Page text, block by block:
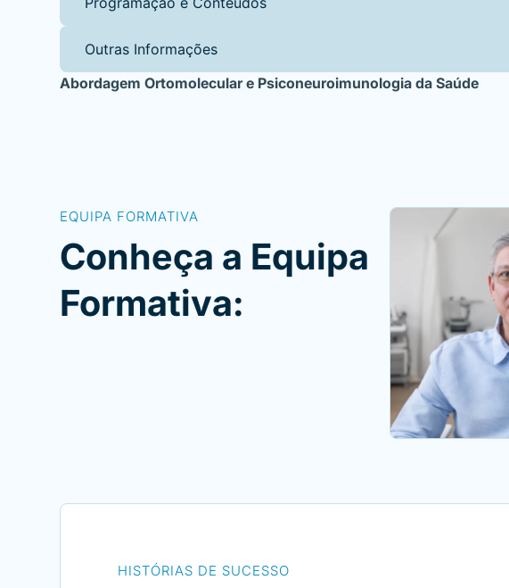
Outras Informações
Abordagem Ortomolecular e Psiconeuroimunologia da Saúde
EQUIPA FORMATIVA
Conheça a Equipa
Formativa:
HISTÓRIAS DE SUCESSO